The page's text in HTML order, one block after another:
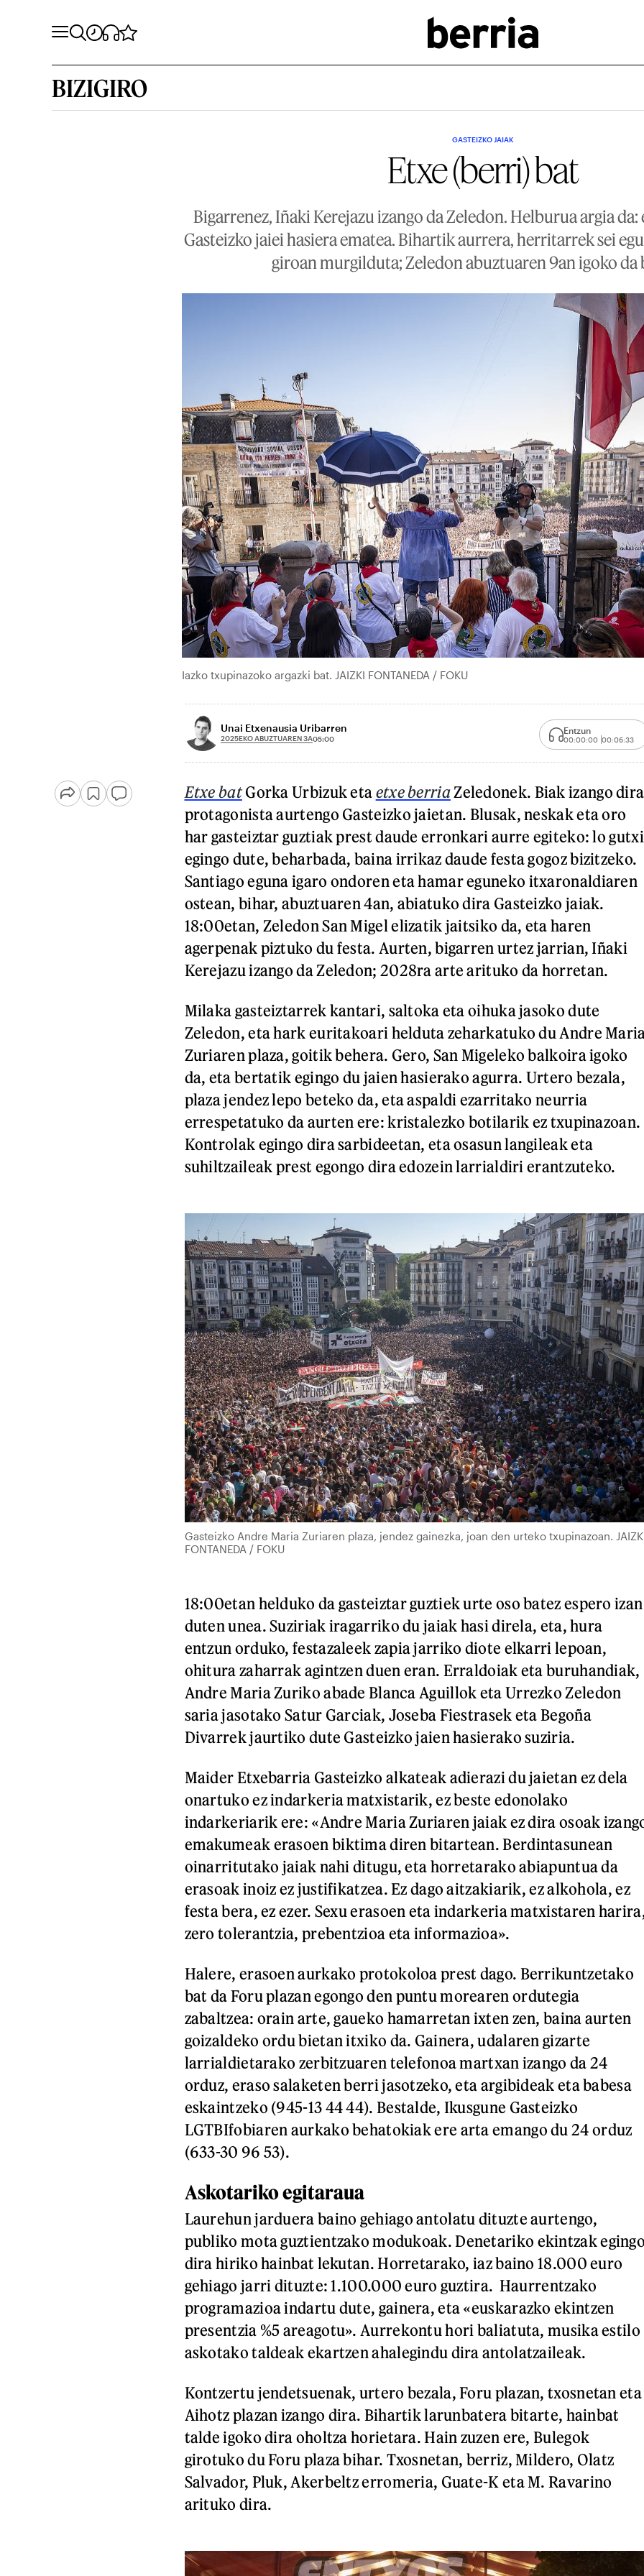
BIZIGIRO
GASTEIZKO JAIAK
Etxe (berri) bat
Bigarrenez, Iñaki Kerejazu izango da Zeledon. Helburua argia
Gasteizko jaiei hasiera ematea. Bihartik aurrera, herritarrek sei
giroan murgilduta; Zeledon abuztuaren 9an igoko
Iazko txupinazoko argazki bat. JAIZKI FONTANEDA / FOKU
Unai Etxenausia Uribarren
2025EKO ABUZTUAREN 3A05:00
Entzun
00:00:00 00:06:33
Etxe batGorka Urbizuk eta etxe berriaZeledonek. Biak izango dira
protagonista aurtengo Gasteizko jaietan. Blusak, neskak eta oro
har gasteiztar guztiak prest daude erronkari aurre egiteko: lo gutxi
egingo dute, beharbada, baina irrikaz daude festa gogoz bizitzeko.
Santiago eguna igaro ondoren eta hamar eguneko itxaronaldiaren
ostean, bihar, abuztuaren 4an, abiatuko dira Gasteizko jaiak.
18:00etan, Zeledon San Migel elizatik jaitsiko da, eta haren
agerpenak piztuko du festa. Aurten, bigarren urtez jarrian, Iñaki
Kerejazu izango da Zeledon; 2028ra arte arituko da horretan.
Milaka gasteiztarrek kantari, saltoka eta oihuka jasoko dute
Zeledon, eta hark euritakoari helduta zeharkatuko du Andre
Zuriaren plaza, goitik behera. Gero, San Migeleko balkoira igoko
da, eta bertatik egingo du jaien hasierako agurra. Urtero bezala,
plaza jendez lepo beteko da, eta aspaldi ezarritako neurria
errespetatuko da aurten ere: kristalezko botilarik ez txupinazoan.
Kontrolak egingo dira sarbideetan, eta osasun langileak eta
suhiltzaileak prest egongo dira edozein larrialdiri erantzuteko.
Gasteizko Andre Maria Zuriaren plaza, jendez gainezka, joan den urteko txupinazoan.
FONTANEDA / FOKU
18:00etan helduko da gasteiztar guztiek urte oso batez espero izan
duten unea. Suziriak iragarriko du jaiak hasi direla, eta, hura
entzun orduko, festazaleek zapia jarriko diote elkarri lepoan,
ohitura zaharrak agintzen duen eran. Erraldoiak eta buruhandiak,
Andre Maria Zuriko abade Blanca Aguillok eta Urrezko Zeledon
saria jasotako Satur Garciak, Joseba Fiestrasek eta Begoña
Divarrek jaurtiko dute Gasteizko jaien hasierako suziria.
Maider Etxebarria Gasteizko alkateak adierazi du jaietan ez dela
onartuko ez indarkeria matxistarik, ez beste edonolako
indarkeriarik ere: «Andre Maria Zuriaren jaiak ez dira osoak
emakumeak erasoen biktima diren bitartean. Berdintasunean
oinarritutako jaiak nahi ditugu, eta horretarako abiapuntua da
erasoak inoiz ez justifikatzea. Ez dago aitzakiarik, ez alkohola, ez
festa bera, ez ezer. Sexu erasoen eta indarkeria matxistaren
zero tolerantzia, prebentzioa eta informazioa».
Halere, erasoen aurkako protokoloa prest dago. Berrikuntzetako
bat da Foru plazan egongo den puntu morearen ordutegia
zabaltzea: orain arte, gaueko hamarretan ixten zen, baina aurten
goizaldeko ordu bietan itxiko da. Gainera, udalaren gizarte
larrialdietarako zerbitzuaren telefonoa martxan izango da 24
orduz, eraso salaketen berri jasotzeko, eta argibideak eta babesa
eskaintzeko (945-13 44 44). Bestalde, Ikusgune Gasteizko
LGTBIfobiaren aurkako behatokiak ere arta emango du 24 orduz
(633-30 96 53).
Askotariko egitaraua
Laurehun jarduera baino gehiago antolatu dituzte aurtengo,
publiko mota guztientzako modukoak. Denetariko ekintzak
dira hiriko hainbat lekutan. Horretarako, iaz baino 18.000 euro
gehiago jarri dituzte: 1.100.000 euro guztira. Haurrentzako
programazioa indartu dute, gainera, eta «euskarazko ekintzen
presentzia %5 areagotu». Aurrekontu hori baliatuta, musika estilo
askotako taldeak ekartzen ahalegindu dira antolatzaileak.
Kontzertu jendetsuenak, urtero bezala, Foru plazan, txosnetan eta
Aihotz plazan izango dira. Bihartik larunbatera bitarte, hainbat
talde igoko dira oholtza horietara. Hain zuzen ere, Bulegok
girotuko du Foru plaza bihar. Txosnetan, berriz, Mildero, Olatz
Salvador, Pluk, Akerbeltz erromeria, Guate-K eta M. Ravarino
arituko dira.